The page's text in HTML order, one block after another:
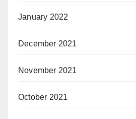
January 2022
December 2021
November 2021
October 2021